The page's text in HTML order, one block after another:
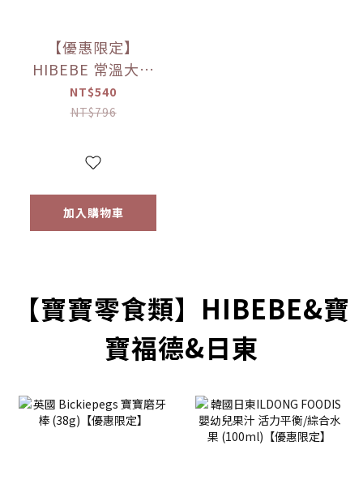
【優惠限定】
HIBEBE 常溫大寶
寶粥系列 雙花豬肉
粥/蓮藕雞肉粥/栗子
(四包入/組)（9個月
NT$540
NT$796
加入購物車
【寶寶零食類】HIBEBE&寶
寶福德&日東